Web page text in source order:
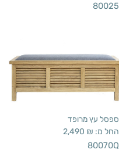
80025
ספסל עץ מרופד
החל מ: 2,490 ₪
80070Q